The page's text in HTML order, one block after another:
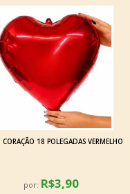
CORAÇÃO 18 POLEGADAS VERMELHO
por: R$3,90